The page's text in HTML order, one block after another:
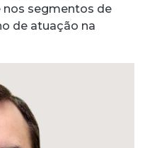
nos segmentos de
de atuação na